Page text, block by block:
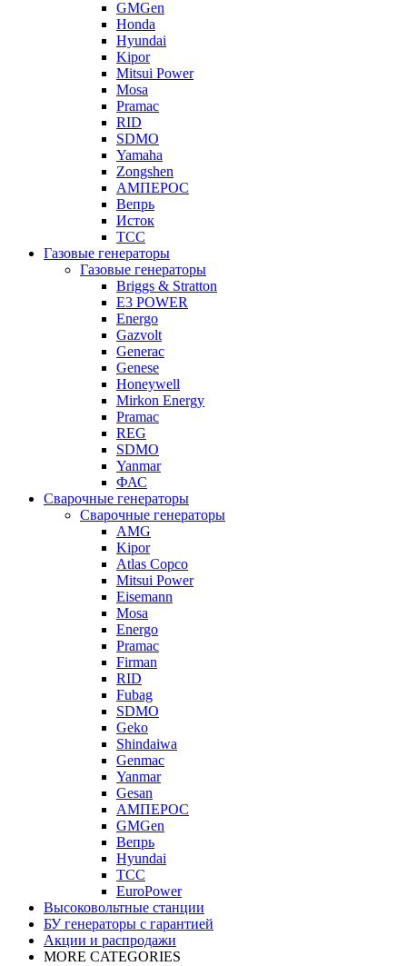
GMGen
Honda
Hyundai
Kipor
Mitsui Power
Mosa
Pramac
RID
SDMO
Yamaha
Zongshen
АМПЕРОС
Вепрь
Исток
ТСС
Газовые генераторы
Газовые генераторы
Briggs & Stratton
E3 POWER
Energo
Gazvolt
Generac
Genese
Honeywell
Mirkon Energy
Pramac
REG
SDMO
Yanmar
ФАС
Сварочные генераторы
Сварочные генераторы
AMG
Kipor
Atlas Copco
Mitsui Power
Eisemann
Mosa
Energo
Pramac
Firman
RID
Fubag
SDMO
Geko
Shindaiwa
Genmac
Yanmar
Gesan
АМПЕРОС
GMGen
Вепрь
Hyundai
ТСС
EuroPower
Высоковольтные станции
БУ генераторы с гарантией
Акции и распродажи
MORE CATEGORIES